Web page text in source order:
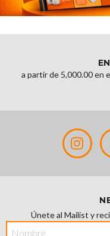
a partir de 5,000.00 en
Únete al Mailist y